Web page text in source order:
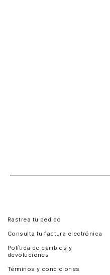
Rastrea tu pedido
Consulta tu factura electrónica
Política de cambios y
devoluciones
Términos y condiciones